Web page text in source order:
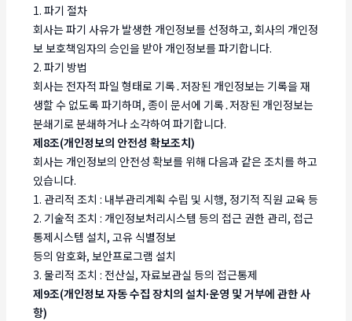
1. 파기 절차
회사는 파기 사유가 발생한 개인정보를 선정하고, 회사의 개인정
보 보호책임자의 승인을 받아 개인정보를 파기합니다.
2. 파기 방법
회사는 전자적 파일 형태로 기록․저장된 개인정보는 기록을 재
생할 수 없도록 파기하며, 종이 문서에 기록․저장된 개인정보는
분쇄기로 분쇄하거나 소각하여 파기합니다.
제8조(개인정보의 안전성 확보조치)
회사는 개인정보의 안전성 확보를 위해 다음과 같은 조치를 하고
있습니다.
1. 관리적 조치 : 내부관리계획 수립 및 시행, 정기적 직원 교육 등
2. 기술적 조치 : 개인정보처리시스템 등의 접근 권한 관리, 접근
통제시스템 설치, 고유 식별정보
등의 암호화, 보안프로그램 설치
3. 물리적 조치 : 전산실, 자료보관실 등의 접근통제
제9조(개인정보 자동 수집 장치의 설치∙운영 및 거부에 관한 사
항)